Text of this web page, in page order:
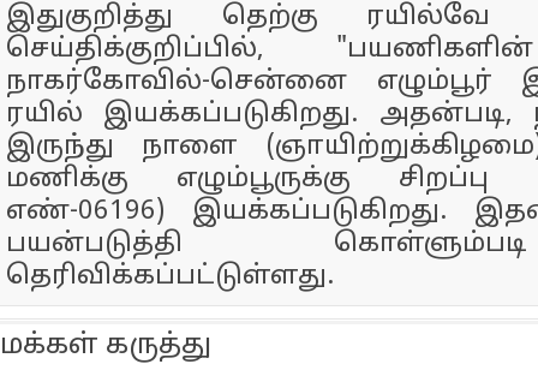
இதுகுறித்து தெற்கு ரயில்வே
செய்திக்குறிப்பில்,
நாகர்கோவில்-சென்னை எழும்பூர்
ரயில் இயக்கப்படுகிறது. அதன்படி,
இருந்து நாளை
மணிக்கு எழும்பூருக்கு
எண்-06196) இயக்கப்படுகிறது.
பயன்படுத்தி
தெரிவிக்கப்பட்டுள்ளது.
மக்கள் கருத்து